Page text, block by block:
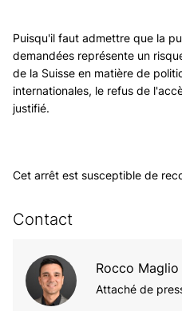
Puisqu'il faut admettre que la
demandées représente un
de la Suisse en matière de
internationales, le refus de
justifié.
Cet arrêt est susceptible de
Contact
Rocco Maglio
Attaché de